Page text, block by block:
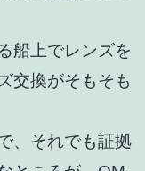
船上でレンズを
交換がそもそも
、それでも証拠